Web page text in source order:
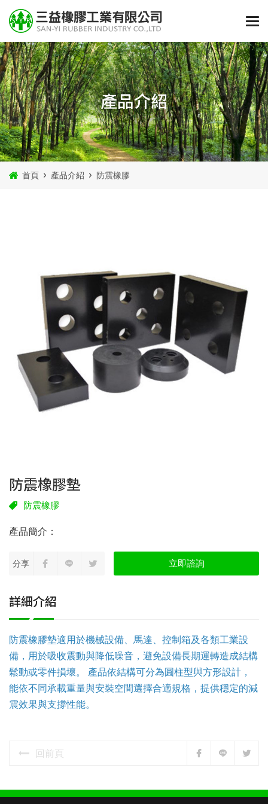
產品介紹
首頁 產品介紹 防震橡膠
防震橡膠墊
防震橡膠
分享 立即諮詢
詳細介紹
防震橡膠墊適用於機械設備、馬達、控制箱及各類工業設
備，用於吸收震動與降低噪音，避免設備長期運轉造成結構
鬆動或零件損壞。 產品依結構可分為圓柱型與方形設計，
能依不同承載重量與安裝空間選擇合適規格，提供穩定的減
震效果與支撐性能。
回前頁